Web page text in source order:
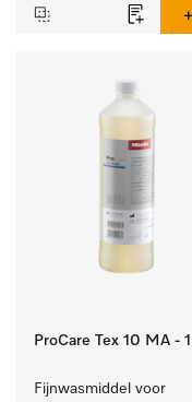
8 kg in 42 min.
ProCare Tex 10 MA - 1 l
Fijnwasmiddel voor